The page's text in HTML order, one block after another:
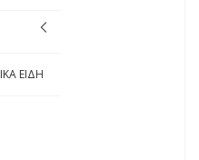
ΕΙΔΗ